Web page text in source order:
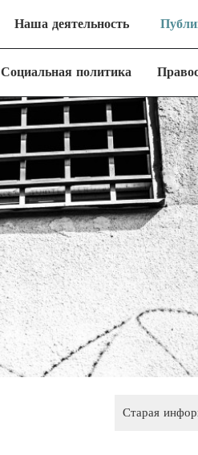
Наша деятельность
Социальная политика
Старая